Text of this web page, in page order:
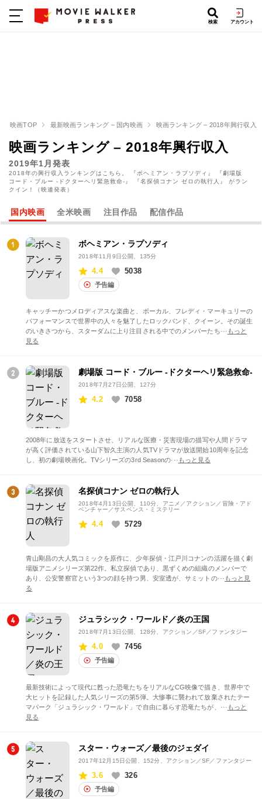
検索 アカウント
映画TOP 最新映画ランキング – 国内映画 映画ランキング – 2018年興行収入
映画ランキング – 2018年興行収入
2019年1月発表
2018年の興行収入ランキングはこちら。 『ボヘミアン・ラプソディ』 『劇場版
コード・ブルー -ドクターヘリ緊急救命-』 『名探偵コナン ゼロの執行人』 がラン
クイン！（映連発表）
国内映画 全米映画 注目作品 配信作品
ボヘミアン・ラプソディ
2018年11月9日公開 、135分
4.4 5038
予告編
キャッチーかつメロディアスな楽曲と、ボーカル、フレディ・マーキュリーの
パフォーマンスで世界中の人々を魅了したロックバンド、クイーン。その誕生
のいきさつから、スターダムに上り注目される中でのメンバーたち··· もっと
見る
劇場版 コード・ブルー -ドクターヘリ緊急救命-
2018年7月27日公開、127分
4.2 7058
2008年に放送をスタートさせ、リアルな医療・災害現場の描写や人間ドラマ
が高く評価されている山下智久主演の人気TVドラマが放送開始10周年を記念
し、初の劇場映画化。TVシリーズの3rd Seasonの··· もっと見る
名探偵コナン ゼロの執行人
2018年4月13日公開
、110分、アニメ／アクション／冒険・アド
ベンチャー／サスペンス・ミステリー
4.4 5729
青山剛昌の大人気コミックを原作に、少年探偵・江戸川コナンの活躍を描く劇
場版アニメシリーズ第22作。私立探偵であり、黒ずくめの組織のメンバーで
あり、公安警察官という3つの顔を持つ男、安室透が、サミットの··· もっと見
る
ジュラシック・ワールド／炎の王国
2018年7月13日公開、128分、アクション／SF／ファンタジー
4.0 7456
予告編
最新技術によって現代に甦った恐竜たちをリアルなCG映像で描き、世界中で
大ヒットを記録した人気シリーズの第5弾。大惨事に襲われて放棄されたテー
マパーク「ジュラシック・ワールド」で自由に暮らす恐竜たちが、··· もっと
見る
スター・ウォーズ／最後のジェダイ
2017年12月15日公開 、152分、アクション／SF／ファンタジー
3.6 326
予告編